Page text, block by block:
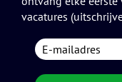
vacatures